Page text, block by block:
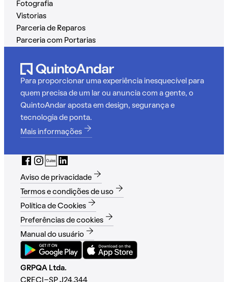
Fotografia
Vistorias
Parceria de Reparos
Parceria com Portarias
Para proporcionar uma experiência inesquecível para
quem precisa de um lar ou anuncia com a gente, o
QuintoAndar aposta em design, segurança e
tecnologia de ponta.
Mais informações
Aviso de privacidade
Termos e condições de uso
Política de Cookies
Preferências de cookies
Manual do usuário
GRPQA Ltda.